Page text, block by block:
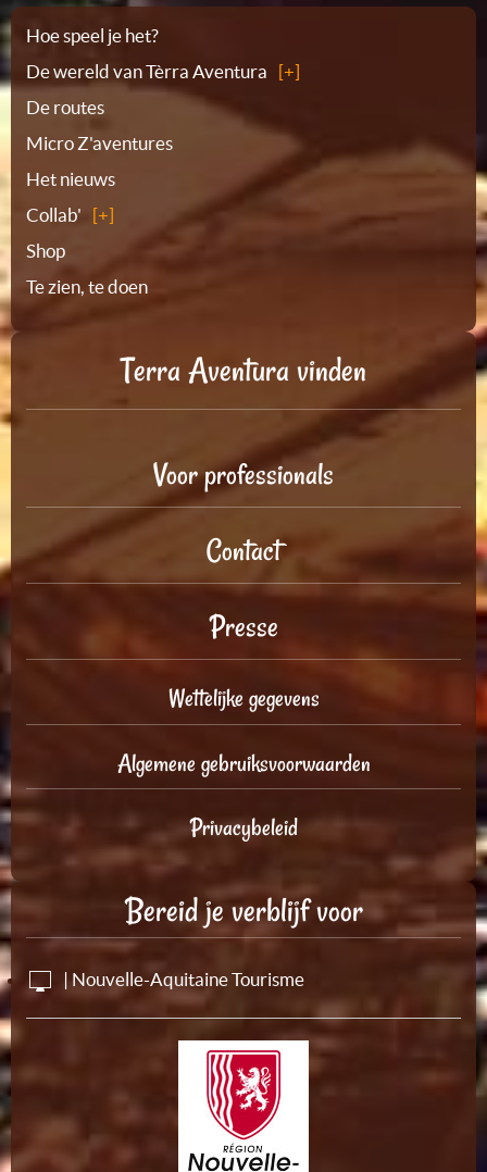
Plattegrond
Hoe speel je het?
De wereld van Tèrra Aventura
De routes
Micro Z'aventures
Het nieuws
Collab'
Shop
Te zien, te doen
Terra Aventura vinden
Voor professionals
Contact
Presse
Wettelijke gegevens
Algemene gebruiksvoorwaarden
Privacybeleid
Bereid je verblijf voor
| Nouvelle-Aquitaine Tourisme